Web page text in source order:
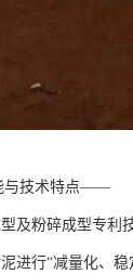
与技术特点——
及粉碎成型专利
进行“减量化、